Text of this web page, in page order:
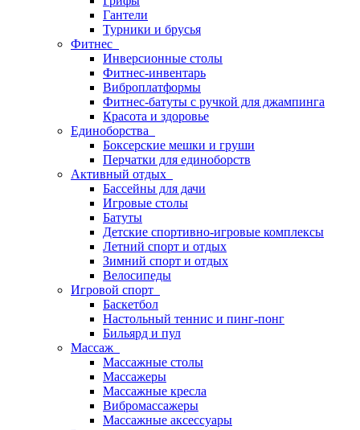
Гантели
Турники и брусья
Фитнес
Инверсионные столы
Фитнес-инвентарь
Виброплатформы
Фитнес-батуты с ручкой для джампинга
Красота и здоровье
Единоборства
Боксерские мешки и груши
Перчатки для единоборств
Активный отдых
Бассейны для дачи
Игровые столы
Батуты
Детские спортивно-игровые комплексы
Летний спорт и отдых
Зимний спорт и отдых
Велосипеды
Игровой спорт
Баскетбол
Настольный теннис и пинг-понг
Бильярд и пул
Массаж
Массажные столы
Массажеры
Массажные кресла
Вибромассажеры
Массажные аксессуары